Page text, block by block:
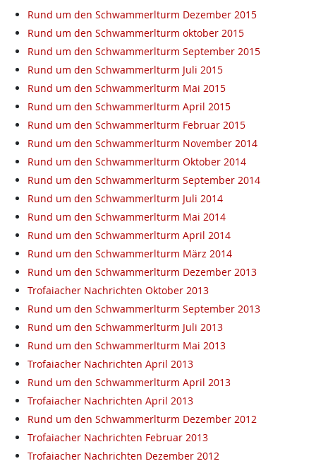
Rund um den Schwammerlturm Dezember 2015
Rund um den Schwammerlturm oktober 2015
Rund um den Schwammerlturm September 2015
Rund um den Schwammerlturm Juli 2015
Rund um den Schwammerlturm Mai 2015
Rund um den Schwammerlturm April 2015
Rund um den Schwammerlturm Februar 2015
Rund um den Schwammerlturm November 2014
Rund um den Schwammerlturm Oktober 2014
Rund um den Schwammerlturm September 2014
Rund um den Schwammerlturm Juli 2014
Rund um den Schwammerlturm Mai 2014
Rund um den Schwammerlturm April 2014
Rund um den Schwammerlturm März 2014
Rund um den Schwammerlturm Dezember 2013
Trofaiacher Nachrichten Oktober 2013
Rund um den Schwammerlturm September 2013
Rund um den Schwammerlturm Juli 2013
Rund um den Schwammerlturm Mai 2013
Trofaiacher Nachrichten April 2013
Rund um den Schwammerlturm April 2013
Trofaiacher Nachrichten April 2013
Rund um den Schwammerlturm Dezember 2012
Trofaiacher Nachrichten Februar 2013
Trofaiacher Nachrichten Dezember 2012